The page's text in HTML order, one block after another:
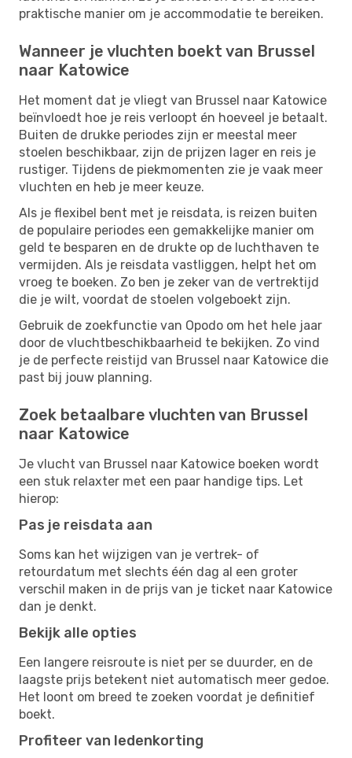
praktische manier om je accommodatie te bereiken.
Wanneer je vluchten boekt van Brussel
naar Katowice
Het moment dat je vliegt van Brussel naar Katowice
beïnvloedt hoe je reis verloopt én hoeveel je betaalt.
Buiten de drukke periodes zijn er meestal meer
stoelen beschikbaar, zijn de prijzen lager en reis je
rustiger. Tijdens de piekmomenten zie je vaak meer
vluchten en heb je meer keuze.
Als je flexibel bent met je reisdata, is reizen buiten
de populaire periodes een gemakkelijke manier om
geld te besparen en de drukte op de luchthaven te
vermijden. Als je reisdata vastliggen, helpt het om
vroeg te boeken. Zo ben je zeker van de vertrektijd
die je wilt, voordat de stoelen volgeboekt zijn.
Gebruik de zoekfunctie van Opodo om het hele jaar
door de vluchtbeschikbaarheid te bekijken. Zo vind
je de perfecte reistijd van Brussel naar Katowice die
past bij jouw planning.
Zoek betaalbare vluchten van Brussel
naar Katowice
Je vlucht van Brussel naar Katowice boeken wordt
een stuk relaxter met een paar handige tips. Let
hierop:
Pas je reisdata aan
Soms kan het wijzigen van je vertrek- of
retourdatum met slechts één dag al een groter
verschil maken in de prijs van je ticket naar Katowice
dan je denkt.
Bekijk alle opties
Een langere reisroute is niet per se duurder, en de
laagste prijs betekent niet automatisch meer gedoe.
Het loont om breed te zoeken voordat je definitief
boekt.
Profiteer van ledenkorting